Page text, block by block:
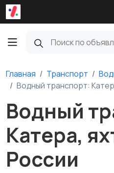
Главная Транспорт
Водный транспорт:
Водный
Катера,
России